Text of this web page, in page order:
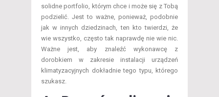
solidne portfolio, którym chce i może się z Tobą
podzielić. Jest to ważne, ponieważ, podobnie
jak w innych dziedzinach, ten kto twierdzi, że
wie wszystko, często tak naprawdę nie wie nic.
Ważne jest, aby znaleźć wykonawcę z
dorobkiem w zakresie instalacji urządzeń
klimatyzacyjnych dokładnie tego typu, którego
szukasz.